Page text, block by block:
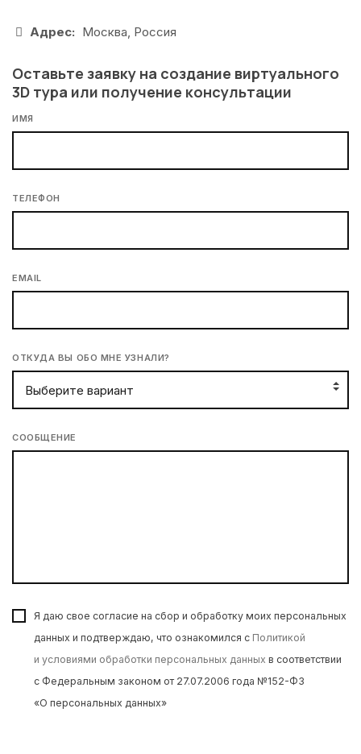
Адрес: Москва, Россия
Оставьте заявку на создание виртуального
3D тура или получение консультации
ИМЯ
ТЕЛЕФОН
EMAIL
ОТКУДА ВЫ ОБО МНЕ УЗНАЛИ?
СООБЩЕНИЕ
Я даю свое согласие на сбор и обработку моих персональных
данных и подтверждаю, что ознакомился с Политикой
и условиями обработки персональных данных в соответствии
с Федеральным законом от 27.07.2006 года №152-ФЗ
«О персональных данных»